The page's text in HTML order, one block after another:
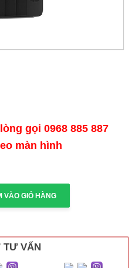
gọi 0968 885 887
màn hình
VÀO GIỎ HÀNG
TƯ VẤN